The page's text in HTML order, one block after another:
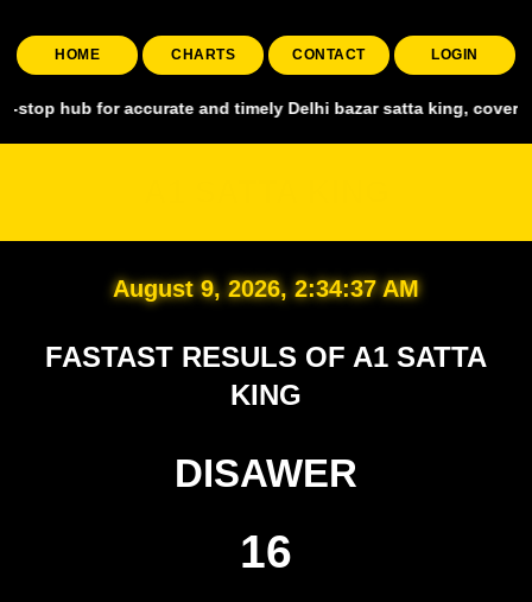
HOME CHARTS CONTACT LOGIN
accurate and timely Delhi bazar satta king, covering all
August 9, 2026, 2:34:39 AM
FASTAST RESULS OF A1 SATTA
KING
DISAWER
16